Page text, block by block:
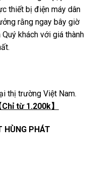
thiết bị điện máy dân
rằng ngay bây giờ
khách với giá thành
thị trường Việt Nam.
Chỉ từ 1.200k】
HÙNG PHÁT